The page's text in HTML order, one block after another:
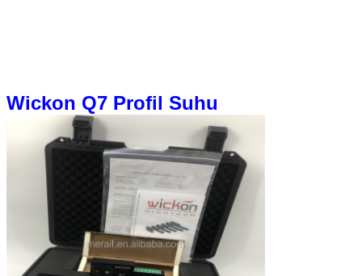
Wickon Q7 Profil Suhu